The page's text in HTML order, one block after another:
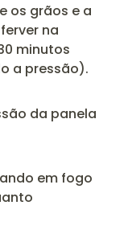
os grãos e a
na
minutos
a pressão).
da panela
em fogo